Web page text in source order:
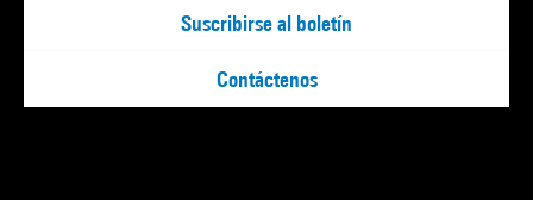
Suscribirse al boletín
Contáctenos